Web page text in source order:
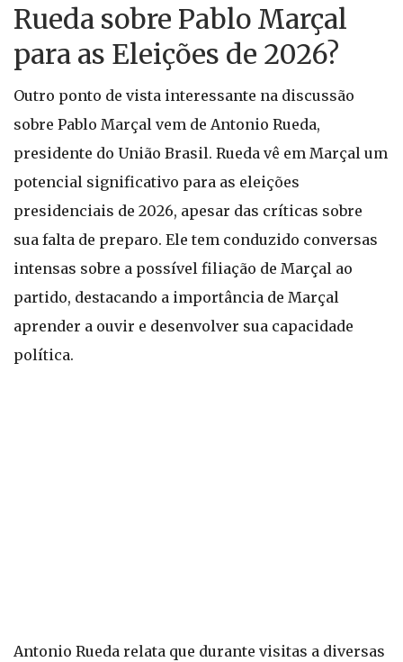
Rueda sobre Pablo Marçal
para as Eleições de 2026?
Outro ponto de vista interessante na discussão
sobre Pablo Marçal vem de Antonio Rueda,
presidente do União Brasil. Rueda vê em Marçal um
potencial significativo para as eleições
presidenciais de 2026, apesar das críticas sobre
sua falta de preparo. Ele tem conduzido conversas
intensas sobre a possível filiação de Marçal ao
partido, destacando a importância de Marçal
aprender a ouvir e desenvolver sua capacidade
política.
Antonio Rueda relata que durante visitas a diversas